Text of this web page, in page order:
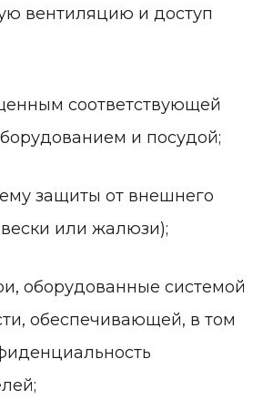
вентиляцию и доступ
соответствующей
и посудой;
защиты от внешнего
или жалюзи);
оборудованные системой
обеспечивающей, в том